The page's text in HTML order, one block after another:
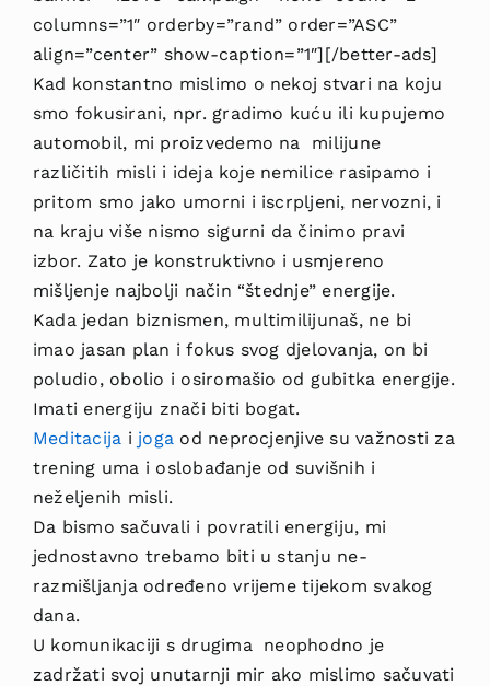
columns=”1″ orderby=”rand” order=”ASC”
align=”center” show-caption=”1″][/better-ads]
Kad konstantno mislimo o nekoj stvari na koju
smo fokusirani, npr. gradimo kuću ili kupujemo
automobil, mi proizvedemo na milijune
različitih misli i ideja koje nemilice rasipamo i
pritom smo jako umorni i iscrpljeni, nervozni, i
na kraju više nismo sigurni da činimo pravi
izbor. Zato je konstruktivno i usmjereno
mišljenje najbolji način “štednje” energije.
Kada jedan biznismen, multimilijunaš, ne bi
imao jasan plan i fokus svog djelovanja, on bi
poludio, obolio i osiromašio od gubitka energije.
Imati energiju znači biti bogat.
Meditacija i joga od neprocjenjive su važnosti za
trening uma i oslobađanje od suvišnih i
neželjenih misli.
Da bismo sačuvali i povratili energiju, mi
jednostavno trebamo biti u stanju ne-
razmišljanja određeno vrijeme tijekom svakog
dana.
U komunikaciji s drugima neophodno je
zadržati svoj unutarnji mir ako mislimo sačuvati